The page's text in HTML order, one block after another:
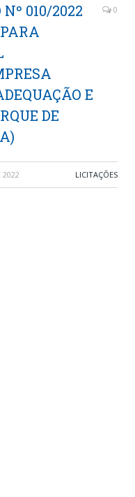
Nº 010/2022
E
DE
0
2022 LICITAÇÕES